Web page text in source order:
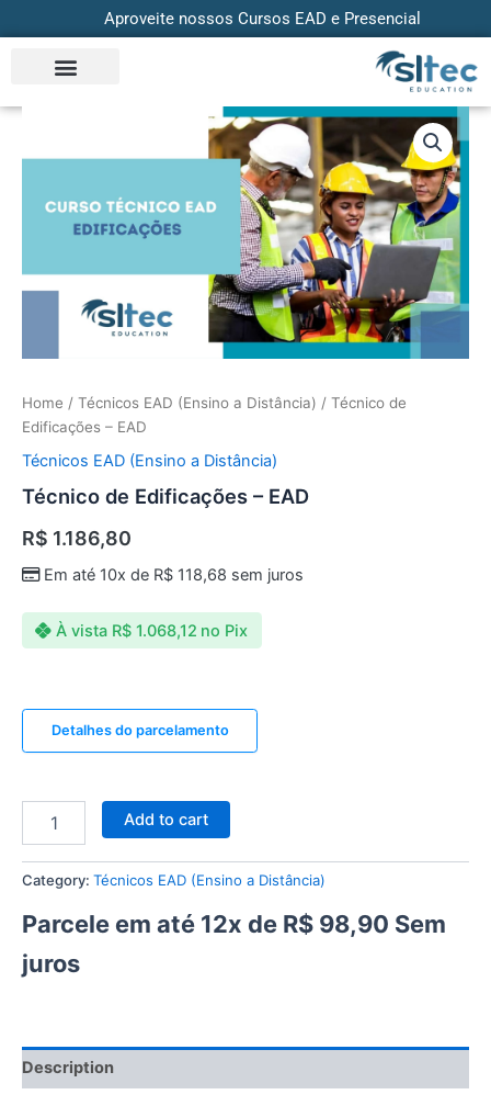
to
content
Aproveite nossos Cursos EAD e Presencial
Home / Técnicos EAD (Ensino a Distância) / Técnico de
Edificações – EAD
Técnicos EAD (Ensino a Distância)
Técnico de Edificações – EAD
R$ 1.186,80
Em até 10x de R$118,68 sem juros
À vista R$1.068,12 no Pix
Detalhes do parcelamento
Técnico
Edificações
EAD
quantity
Add to cart
Category: Técnicos EAD (Ensino a Distância)
Parcele em até 12x de R$ 98,90 Sem
juros
Description